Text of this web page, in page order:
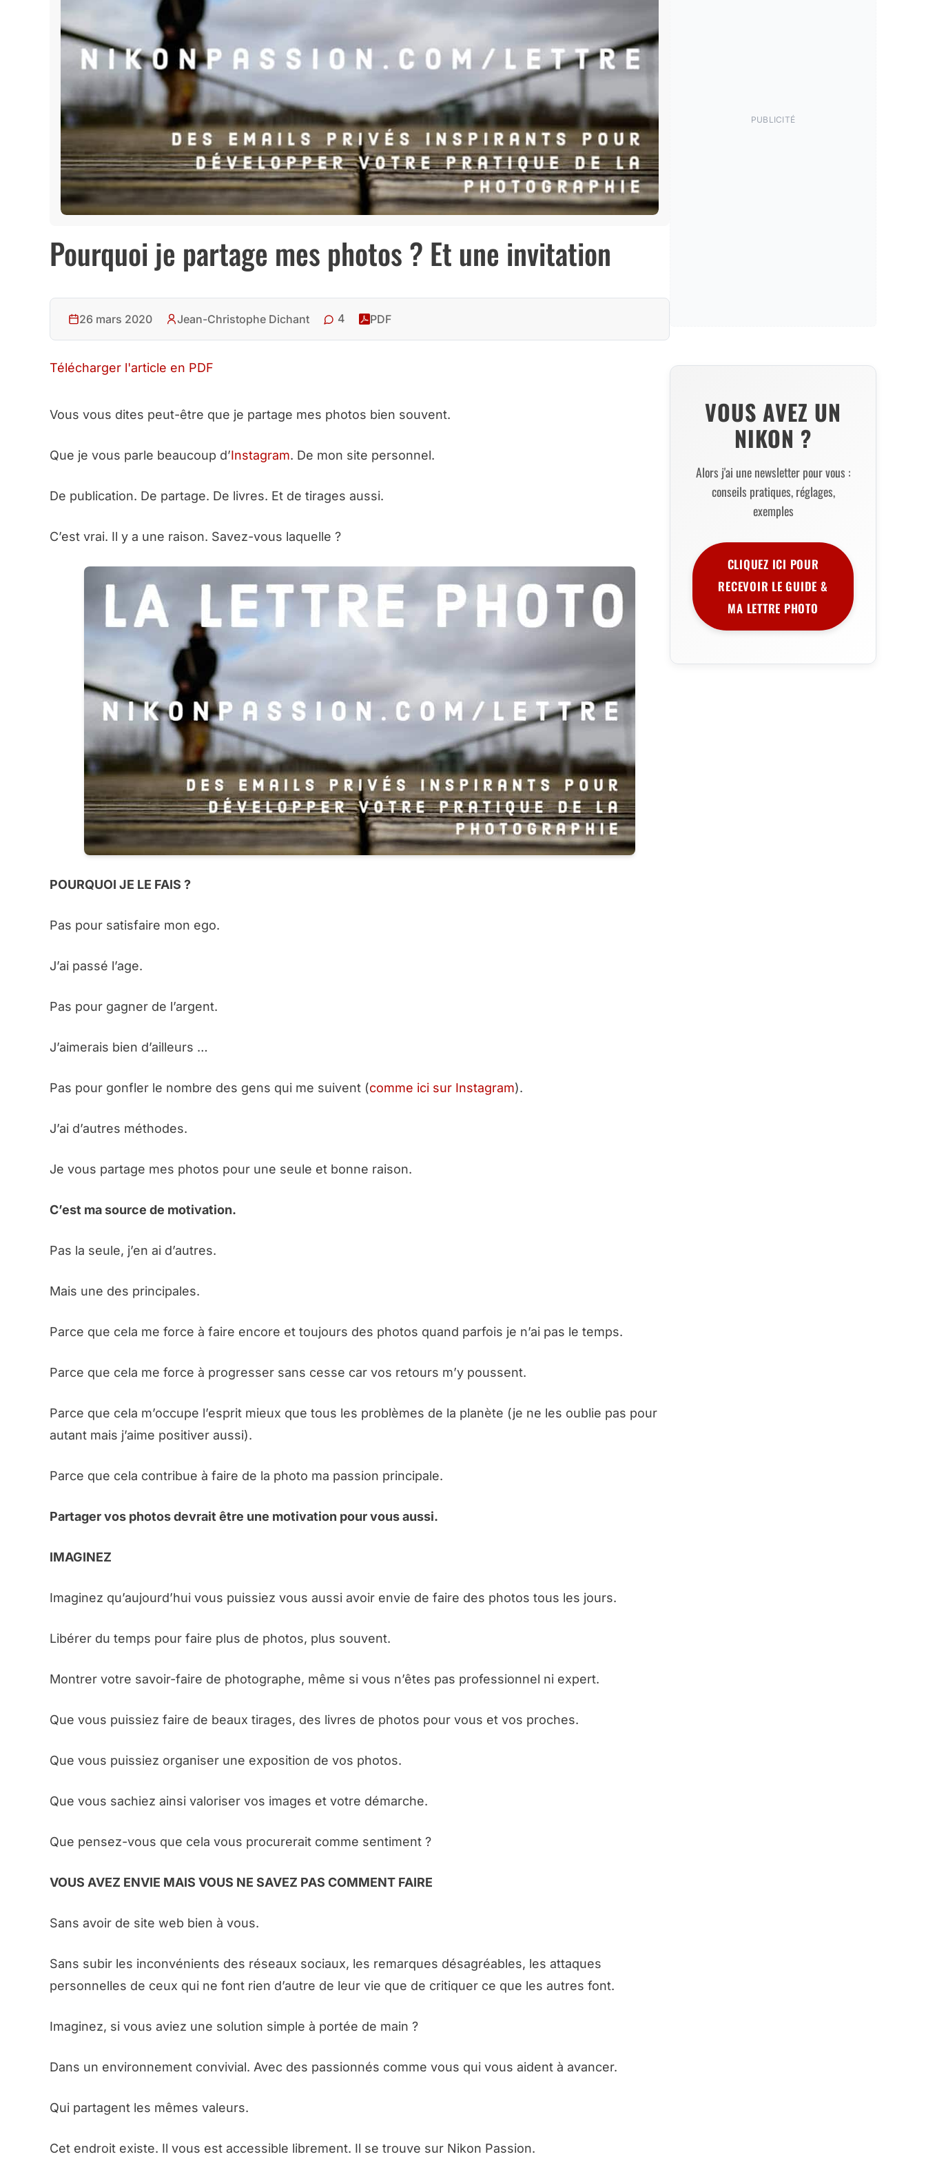
Pourquoi je partage mes photos ? Et une invitation
26 mars 2020 Jean-Christophe Dichant 4 PDF
Télécharger l'article en PDF
Vous vous dites peut-être que je partage mes photos bien souvent.
Que je vous parle beaucoup d’Instagram. De mon site personnel.
De publication. De partage. De livres. Et de tirages aussi.
C’est vrai. Il y a une raison. Savez-vous laquelle ?
POURQUOI JE LE FAIS ?
Pas pour satisfaire mon ego.
J’ai passé l’age.
Pas pour gagner de l’argent.
J’aimerais bien d’ailleurs …
Pas pour gonfler le nombre des gens qui me suivent (comme ici sur Instagram).
J’ai d’autres méthodes.
Je vous partage mes photos pour une seule et bonne raison.
C’est ma source de motivation.
Pas la seule, j’en ai d’autres.
Mais une des principales.
Parce que cela me force à faire encore et toujours des photos quand parfois je n’ai pas le temps.
Parce que cela me force à progresser sans cesse car vos retours m’y poussent.
Parce que cela m’occupe l’esprit mieux que tous les problèmes de la planète (je ne les oublie pas pour
autant mais j’aime positiver aussi).
Parce que cela contribue à faire de la photo ma passion principale.
Partager vos photos devrait être une motivation pour vous aussi.
IMAGINEZ
Imaginez qu’aujourd’hui vous puissiez vous aussi avoir envie de faire des photos tous les jours.
Libérer du temps pour faire plus de photos, plus souvent.
Montrer votre savoir-faire de photographe, même si vous n’êtes pas professionnel ni expert.
Que vous puissiez faire de beaux tirages, des livres de photos pour vous et vos proches.
Que vous puissiez organiser une exposition de vos photos.
Que vous sachiez ainsi valoriser vos images et votre démarche.
Que pensez-vous que cela vous procurerait comme sentiment ?
VOUS AVEZ ENVIE MAIS VOUS NE SAVEZ PAS COMMENT FAIRE
Sans avoir de site web bien à vous.
Sans subir les inconvénients des réseaux sociaux, les remarques désagréables, les attaques
personnelles de ceux qui ne font rien d’autre de leur vie que de critiquer ce que les autres font.
Imaginez, si vous aviez une solution simple à portée de main ?
Dans un environnement convivial. Avec des passionnés comme vous qui vous aident à avancer.
Qui partagent les mêmes valeurs.
Cet endroit existe. Il vous est accessible librement. Il se trouve sur Nikon Passion.
PUBLICITÉ
VOUS AVEZ UN
NIKON ?
Alors j'ai une newsletter pour vous :
conseils pratiques, réglages,
exemples
CLIQUEZ ICI POUR
RECEVOIR LE GUIDE &
MA LETTRE PHOTO